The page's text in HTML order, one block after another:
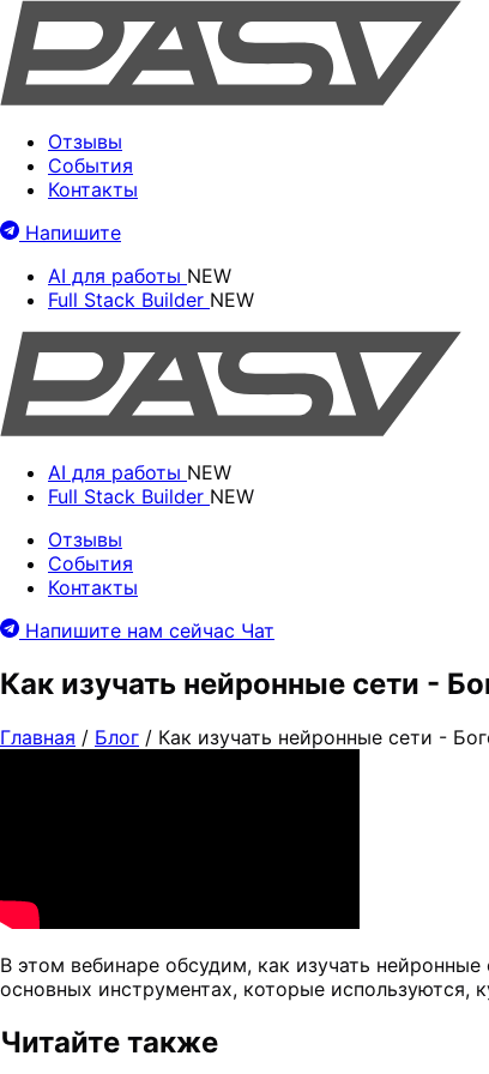
Отзывы
События
Контакты
Напишите
AI для работы NEW
Full Stack Builder NEW
AI для работы NEW
Full Stack Builder NEW
Отзывы
События
Контакты
Напишите нам сейчас Чат
Как изучать нейронные сети -
Главная / Блог / Как изучать нейронные сети -
В этом вебинаре обсудим, как изучать
основных инструментах, которые используются,
Читайте также